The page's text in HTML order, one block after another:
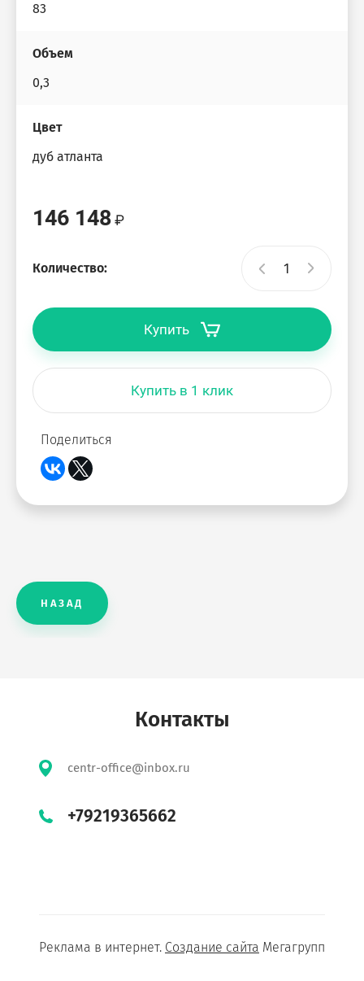
83
Объем
0,3
Цвет
дуб атланта
146 148
Количество:
Купить
Купить в 1 клик
Поделиться
НАЗАД
Контакты
centr-office@inbox.ru
+79219365662
Реклама в интернет. Создание сайта Мегагрупп